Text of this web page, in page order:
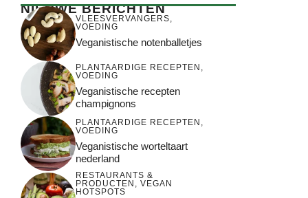
NIEUWE BERICHTEN
VLEESVERVANGERS,
VOEDING
Veganistische notenballetjes
PLANTAARDIGE RECEPTEN ,
VOEDING
Veganistische recepten
champignons
PLANTAARDIGE RECEPTEN ,
VOEDING
Veganistische worteltaart
nederland
RESTAURANTS &
PRODUCTEN , VEGAN
HOTSPOTS